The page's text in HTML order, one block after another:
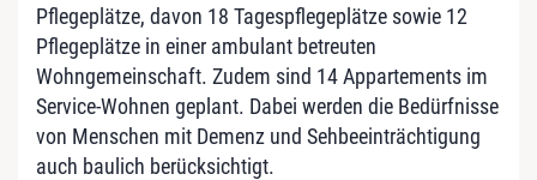
Pflegeplätze, davon 18 Tagespflegeplätze sowie 12
Pflegeplätze in einer ambulant betreuten
Wohngemeinschaft. Zudem sind 14 Appartements im
Service-Wohnen geplant. Dabei werden die Bedürfnisse
von Menschen mit Demenz und Sehbeeinträchtigung
auch baulich berücksichtigt.